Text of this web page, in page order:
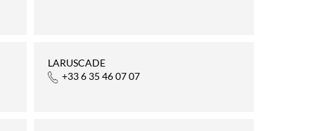
LARUSCADE
+33 6 35 46 07 07